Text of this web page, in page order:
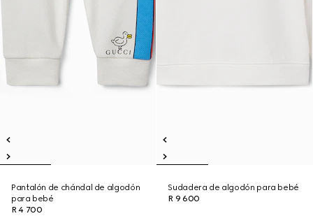
Pantalón de chándal de algodón
para bebé
R 4 700
Sudadera de algodón para bebé
R 9 600